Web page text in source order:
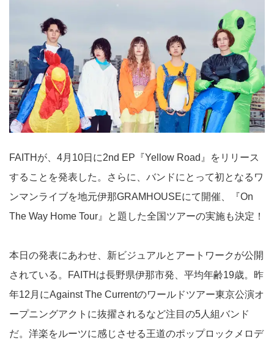
FAITHが、4月10日に2nd EP『Yellow Road』をリリース
することを発表した。さらに、バンドにとって初となるワ
ンマンライブを地元伊那GRAMHOUSEにて開催、『On
The Way Home Tour』と題した全国ツアーの実施も決定！
本日の発表にあわせ、新ビジュアルとアートワークが公開
されている。FAITHは長野県伊那市発、平均年齢19歳。昨
年12月にAgainst The Currentのワールドツアー東京公演オ
ープニングアクトに抜擢されるなど注目の5人組バンド
だ。洋楽をルーツに感じさせる王道のポップロックメロデ